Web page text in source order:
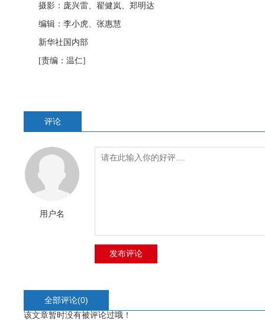
摄影：庞兴雷、翟健岚、郑明达
编辑：李小虎、张惠慧
新华社国内部
[责编：温仁]
评论
用户名
全部评论(0)
该文章暂时没有被评论过哦！